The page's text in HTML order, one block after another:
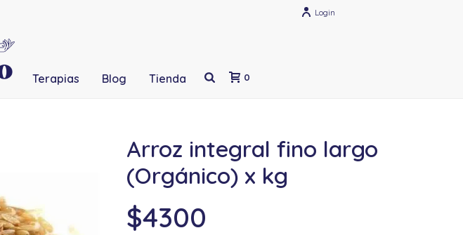
Login
Terapias Blog Tienda 0
Arroz integral fino largo
(Orgánico) x kg
$4300